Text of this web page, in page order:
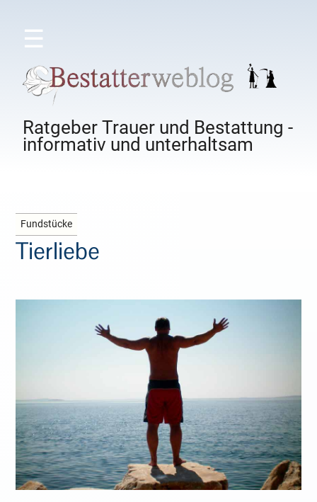
☰
Ratgeber Trauer und Bestattung -
informativ und unterhaltsam
Fundstücke
Tierliebe